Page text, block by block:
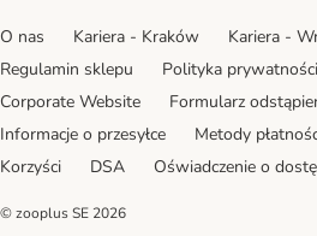
O nas Kariera - Kraków
Kariera -
Regulamin sklepu
Polityka prywatności
Corporate Website
Formularz
Informacje o przesyłce
Metody
Korzyści
DSA Oświadczenie o
© zooplus SE 2026